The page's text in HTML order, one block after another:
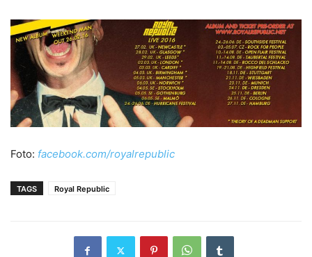
Foto: facebook.com/royalrepublic
TAGS Royal Republic